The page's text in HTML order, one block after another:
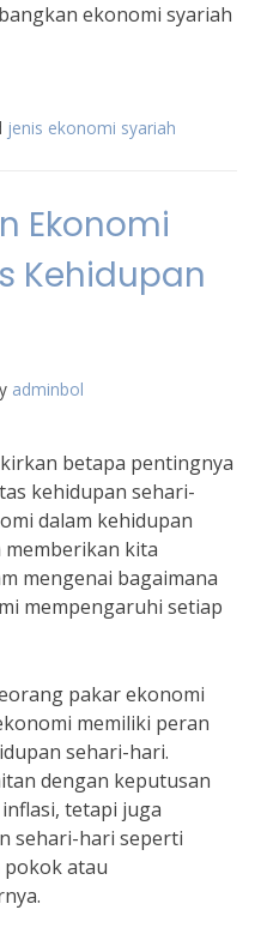
ekonomi syariah
jenis ekonomi syariah
Ekonomi
Kehidupan
adminbol
betapa pentingnya
kehidupan sehari-
dalam kehidupan
kita
mengenai bagaimana
mempengaruhi setiap
pakar ekonomi
memiliki peran
sehari-hari.
dengan keputusan
tetapi juga
sehari-hari seperti
atau